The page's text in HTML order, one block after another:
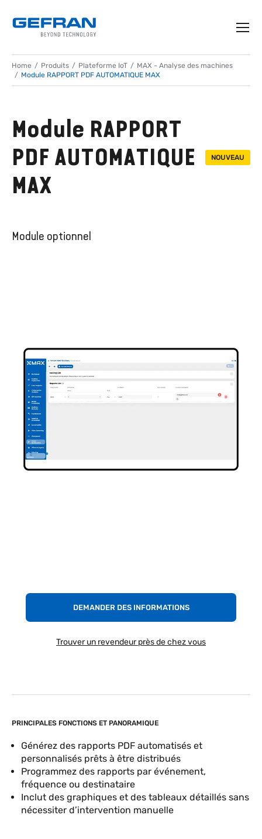
Home Produits Plateforme IoT
MAX - Analyse des machines
Module RAPPORT PDF AUTOMATIQUE MAX
Module RAPPORT
PDF AUTOMATIQUE
MAX
NOUVEAU
Module optionnel
PRINCIPALES FONCTIONS ET PANORAMIQUE
Générez des rapports PDF automatisés et
personnalisés prêts à être distribués
Programmez des rapports par événement,
fréquence ou destinataire
Inclut des graphiques et des tableaux détaillés sans
nécessiter d’intervention manuelle
DEMANDER DES INFORMATIONS
Trouver un revendeur près de chez vous